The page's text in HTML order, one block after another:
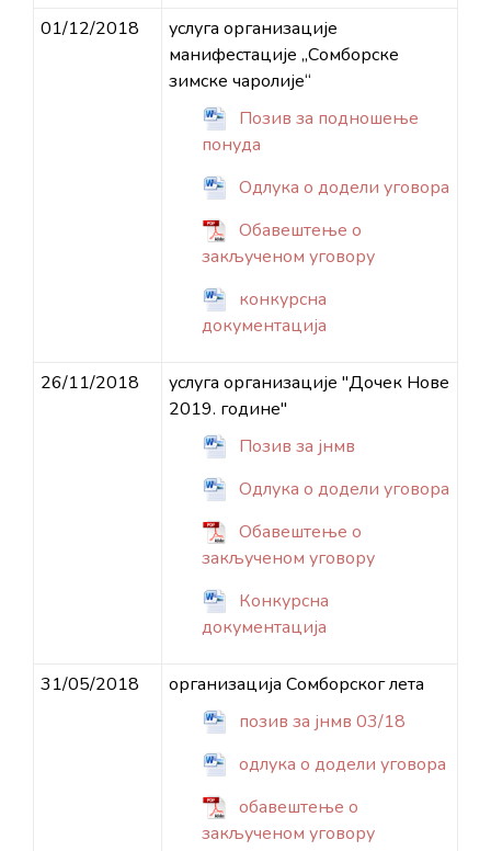
01/12/2018
услуга организације
манифестације „Сомборске
зимске чаролије“
Позив за подношење
понуда
Одлука о додели уговора
Обавештење о
закљученом уговору
конкурсна
документација
26/11/2018
услуга организације "Дочек Нове
2019. године"
Позив за јнмв
Одлука о додели уговора
Обавештење о
закљученом уговору
Конкурсна
документација
31/05/2018
организација Сомборског лета
позив за јнмв 03/18
одлука о додели уговора
обавештење о
закљученом уговору